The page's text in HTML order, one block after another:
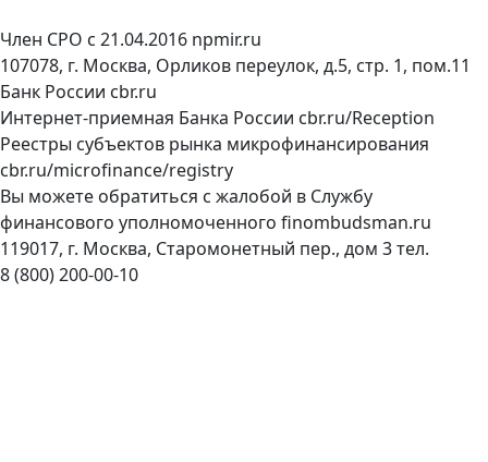
Член СРО с 21.04.2016 npmir.ru
107078, г. Москва, Орликов переулок, д.5, стр. 1, пом.11
Банк России cbr.ru
Интернет-приемная Банка России cbr.ru/Reception
Реестры субъектов рынка микрофинансирования
cbr.ru/microfinance/registry
Вы можете обратиться с жалобой в Службу
финансового уполномоченного finombudsman.ru
119017, г. Москва, Старомонетный пер., дом 3 тел.
8 (800) 200-00-10